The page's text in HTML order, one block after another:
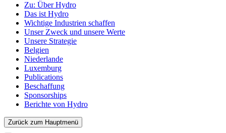
Zu: Über Hydro
Das ist Hydro
Wichtige Industrien schaffen
Unser Zweck und unsere Werte
Unsere Strategie
Belgien
Niederlande
Luxemburg
Publications
Beschaffung
Sponsorships
Berichte von Hydro
Zurück zum Hauptmenü